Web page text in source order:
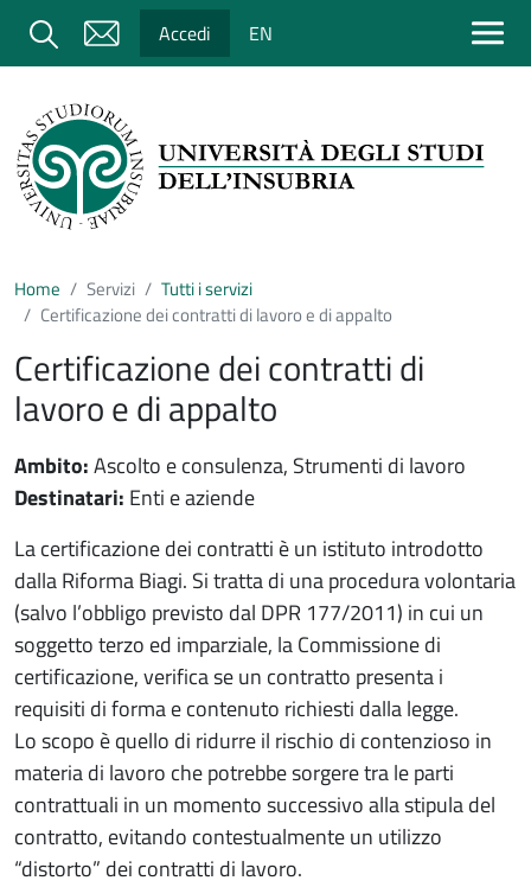
Salta al contenuto principale
Cerca Accedi EN
Home Servizi
Tutti i servizi
Certificazione dei contratti di lavoro e di appalto
Certificazione dei contratti di
lavoro e di appalto
Ambito:Ascolto e consulenza, Strumenti di lavoro
Destinatari: Enti e aziende
Contenuto servizio
La certificazione dei contratti è un istituto introdotto
dalla Riforma Biagi. Si tratta di una procedura volontaria
(salvo l’obbligo previsto dal DPR 177/2011) in cui un
soggetto terzo ed imparziale, la Commissione di
certificazione, verifica se un contratto presenta i
requisiti di forma e contenuto richiesti dalla legge.
Lo scopo è quello di ridurre il rischio di contenzioso in
materia di lavoro che potrebbe sorgere tra le parti
contrattuali in un momento successivo alla stipula del
contratto, evitando contestualmente un utilizzo
“distorto” dei contratti di lavoro.